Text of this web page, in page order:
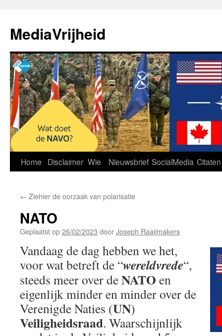
de
inhoud
MediaVrijheid
Home Disclaimer Wie Nieuwsbrief SocialMedia Citaten
← Ziehier de oorzaak van polarisatie
NATO
Geplaatst op26/02/2023 doorJoseph Raaijmakers
Vandaag de dag hebben we het,
voor wat betreft de “wereldvrede“,
steeds meer over deNATO en
eigenlijk minder en minder over de
Verenigde Naties (UN)
Veiligheidsraad. Waarschijnlijk